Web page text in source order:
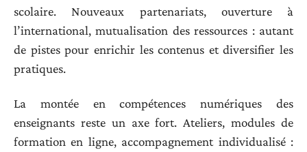
scolaire. Nouveaux partenariats, ouverture à
l’international, mutualisation des ressources : autant
de pistes pour enrichir les contenus et diversifier les
pratiques.
La montée en compétences numériques des
enseignants reste un axe fort. Ateliers, modules de
formation en ligne, accompagnement individualisé :